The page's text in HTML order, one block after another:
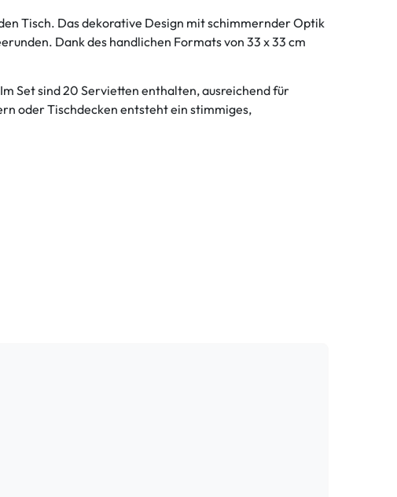
Tisch. Das dekorative Design mit schimmernder Optik
Dank des handlichen Formats von 33 x 33 cm
Set sind 20 Servietten enthalten, ausreichend für
oder Tischdecken entsteht ein stimmiges,